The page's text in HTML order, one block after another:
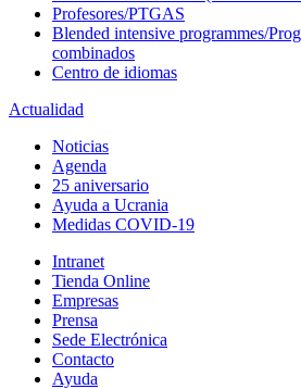
Profesores/PTGAS
Blended intensive programmes/
combinados
Centro de idiomas
Actualidad
Noticias
Agenda
25 aniversario
Ayuda a Ucrania
Medidas COVID-19
Intranet
Tienda Online
Empresas
Prensa
Sede Electrónica
Contacto
Ayuda